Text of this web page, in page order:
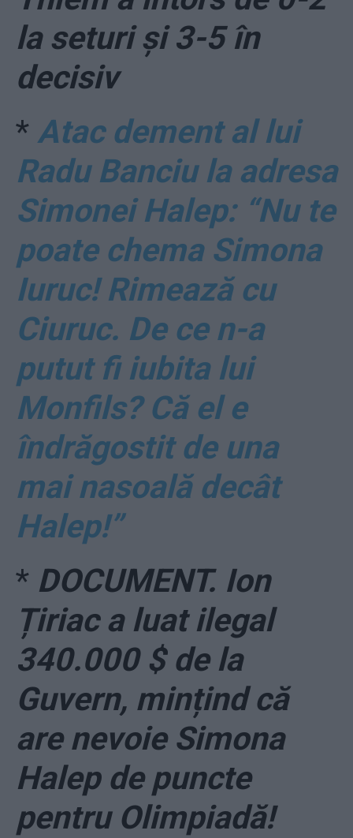
la seturi și 3-5 în
decisiv
* Atac dement al lui
Radu Banciu la adresa
Simonei Halep: “Nu te
poate chema Simona
Iuruc! Rimează cu
Ciuruc. De ce n-a
putut fi iubita lui
Monfils? Că el e
îndrăgostit de una
mai nasoală decât
Halep!”
* DOCUMENT. Ion
Țiriac a luat ilegal
340.000 $ de la
Guvern, mințind că
are nevoie Simona
Halep de puncte
pentru Olimpiadă!